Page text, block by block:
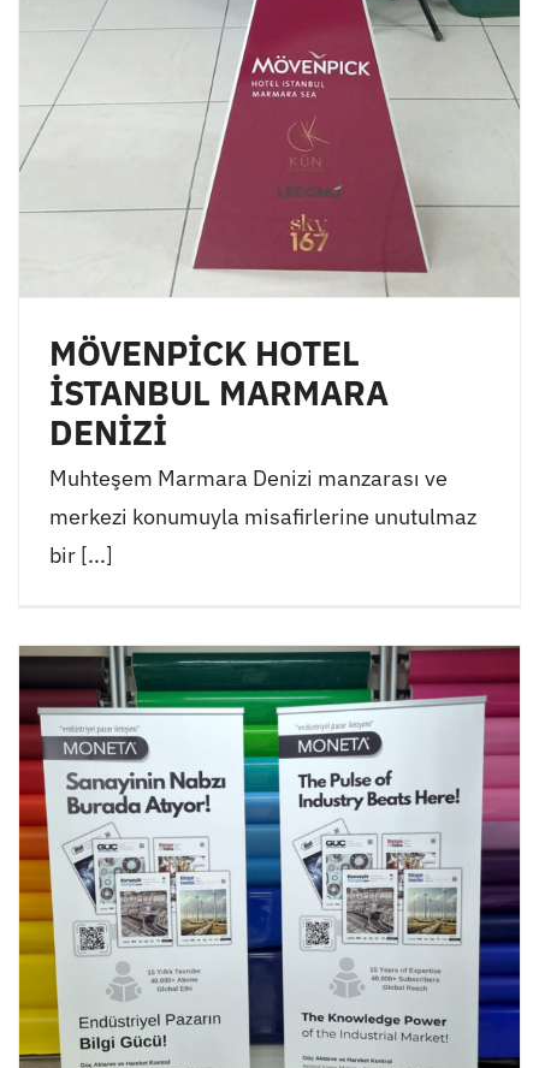
MÖVENPİCK HOTEL
İSTANBUL MARMARA
DENİZİ
Muhteşem Marmara Denizi manzarası ve
merkezi konumuyla misafirlerine unutulmaz
bir [...]